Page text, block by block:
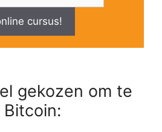
cursus!
gekozen om te